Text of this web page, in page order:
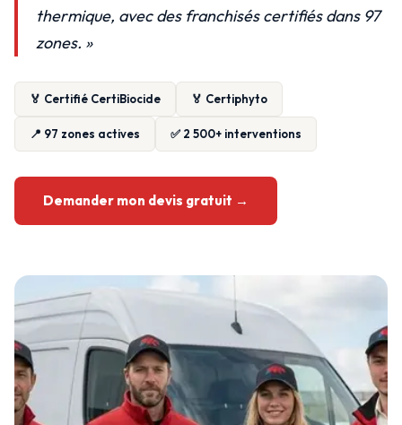
thermique, avec des franchisés certifiés dans 97
zones. »
🏅 Certifié CertiBiocide 🏅 Certiphyto
📍 97 zones actives ✅ 2 500+ interventions
Demander mon devis gratuit →